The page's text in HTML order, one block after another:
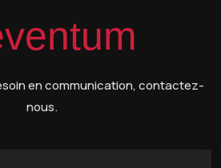
en communication, contactez-
nous.